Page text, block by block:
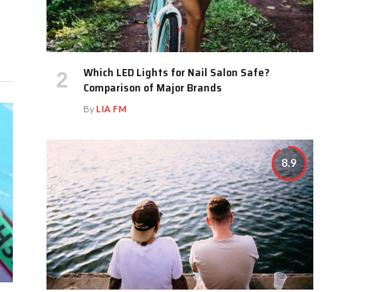
Which LED Lights for Nail Salon Safe?
Comparison of Major Brands
ByLIA FM
8.9